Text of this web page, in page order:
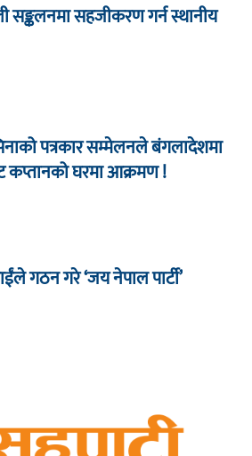
सङ्कलनमा सहजीकरण गर्न स्थानीय
पत्रकार सम्मेलनले बंगलादेशमा
कप्तानको घरमा आक्रमण !
गठन गरे ‘जय नेपाल पार्टी’